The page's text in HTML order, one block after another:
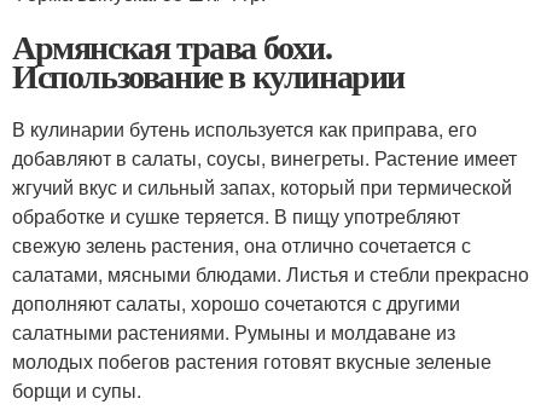
Армянская трава бохи.
Использование в кулинарии
В кулинарии бутень используется как приправа, его
добавляют в салаты, соусы, винегреты. Растение имеет
жгучий вкус и сильный запах, который при термической
обработке и сушке теряется. В пищу употребляют
свежую зелень растения, она отлично сочетается с
салатами, мясными блюдами. Листья и стебли прекрасно
дополняют салаты, хорошо сочетаются с другими
салатными растениями. Румыны и молдаване из
молодых побегов растения готовят вкусные зеленые
борщи и супы.